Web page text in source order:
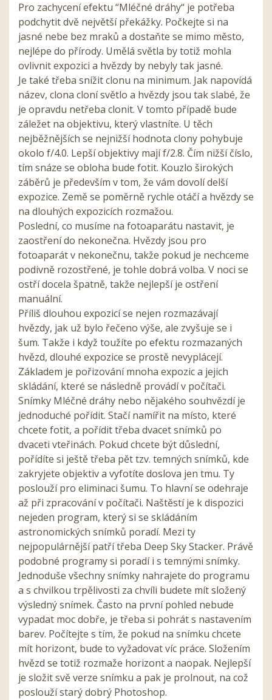
Pro zachycení efektu “Mléčné dráhy“ je potřeba
podchytit dvě největší překážky. Počkejte si na
jasné nebe bez mraků a dostaňte se mimo město,
nejlépe do přírody. Umělá světla by totiž mohla
ovlivnit expozici a hvězdy by nebyly tak jasné.
Je také třeba snížit clonu na minimum. Jak napovídá
název, clona cloní světlo a hvězdy jsou tak slabé, že
je opravdu netřeba clonit. V tomto případě bude
záležet na objektivu, který vlastníte. U těch
nejběžnějších se nejnižší hodnota clony pohybuje
okolo f/4.0. Lepší objektivy mají f/2.8. Čím nižší číslo,
tím snáze se obloha bude fotit. Kouzlo širokých
záběrů je především v tom, že vám dovolí delší
expozice. Země se poměrně rychle otáčí a hvězdy se
na dlouhých expozicích rozmažou.
Poslední, co musíme na fotoaparátu nastavit, je
zaostření do nekonečna. Hvězdy jsou pro
fotoaparát v nekonečnu, takže pokud je nechceme
podivně rozostřené, je tohle dobrá volba. V noci se
ostří docela špatně, takže nejlepší je ostření
manuální.
Příliš dlouhou expozicí se nejen rozmazávají
hvězdy, jak už bylo řečeno výše, ale zvyšuje se i
šum. Takže i když toužíte po efektu rozmazaných
hvězd, dlouhé expozice se prostě nevyplácejí.
Základem je pořizování mnoha expozic a jejich
skládání, které se následně provádí v počítači.
Snímky Mléčné dráhy nebo nějakého souhvězdí je
jednoduché pořídit. Stačí namířit na místo, které
chcete fotit, a pořídit třeba dvacet snímků po
dvaceti vteřinách. Pokud chcete být důslední,
pořídíte si ještě třeba pět tzv. temných snímků, kde
zakryjete objektiv a vyfotíte doslova jen tmu. Ty
poslouží pro eliminaci šumu. To hlavní se odehraje
až při zpracování v počítači. Naštěstí je k dispozici
nejeden program, který si se skládáním
astronomických snímků poradí. Mezi ty
nejpopulárnější patří třeba Deep Sky Stacker. Právě
podobné programy si poradí i s temnými snímky.
Jednoduše všechny snímky nahrajete do programu
a s chvilkou trpělivosti za chvíli budete mít složený
výsledný snímek. Často na první pohled nebude
vypadat moc dobře, je třeba si pohrát s nastavením
barev. Počítejte s tím, že pokud na snímku chcete
mít horizont, bude to vyžadovat víc práce. Složením
hvězd se totiž rozmaže horizont a naopak. Nejlepší
je složit svě verze snímku a pak je prolnout, na což
poslouží starý dobrý Photoshop.